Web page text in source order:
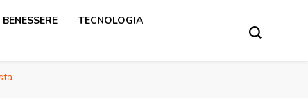
TECNOLOGIA